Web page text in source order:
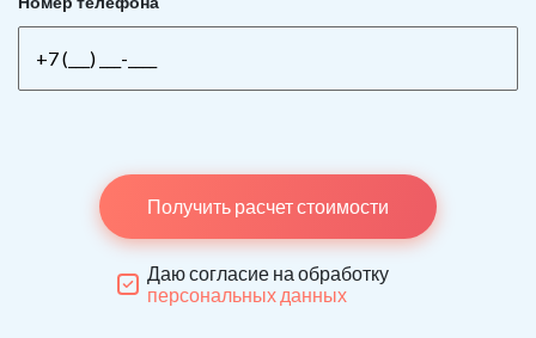
Получить расчет стоимости
Даю согласие на обработку
персональных данных